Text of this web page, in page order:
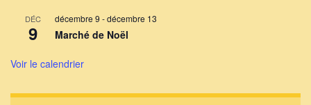
DÉC
9
décembre 9 -décembre 13
Marché de Noël
Voir le calendrier